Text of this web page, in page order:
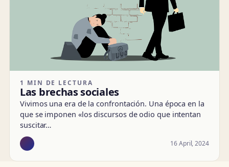
1 MIN DE LECTURA
Las brechas sociales
Vivimos una era de la confrontación. Una época en la
que se imponen «los discursos de odio que intentan
suscitar…
16 April, 2024